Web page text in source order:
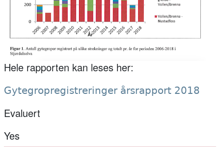
Hele rapporten kan leses her:
Gytegropregistreringer årsrapport 2018
Evaluert
Yes